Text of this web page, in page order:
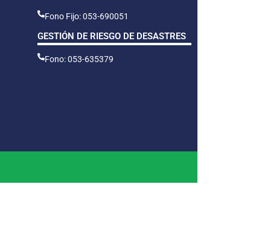
Fono Fijo: 053-690051
GESTIÓN DE RIESGO DE DESASTRES
Fono: 053-635379